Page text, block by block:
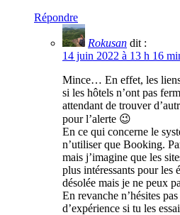
Répondre
Rokusan dit :
14 juin 2022 à 13 h 16
Mince… En effet, les
si les hôtels n’ont pas
attendant de trouver
pour l’alerte 😉
En ce qui concerne le
n’utiliser que Booking.
mais j’imagine que les
plus intéressants pour les
désolée mais je ne peux
En revanche n’hésites
d’expérience si tu les